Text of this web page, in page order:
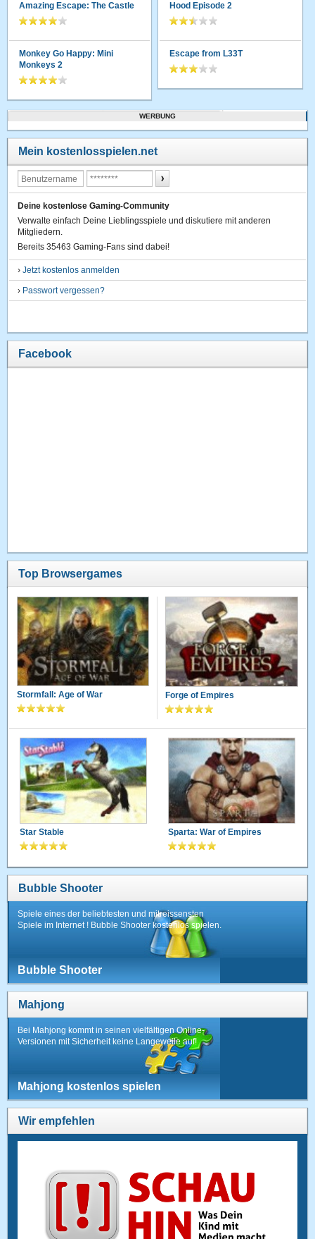
Amazing Escape: The Castle
Monkey Go Happy: Mini
Monkeys 2
Hood Episode 2
Escape from L33T
WERBUNG
Mein kostenlosspielen.net
Deine kostenlose Gaming-Community
Verwalte einfach Deine Lieblingsspiele und diskutiere mit anderen
Mitgliedern.
Bereits 35463 Gaming-Fans sind dabei!
›Jetzt kostenlos anmelden
› Passwort vergessen?
Facebook
Top Browsergames
Stormfall: Age of War Forge of Empires
Star Stable Sparta: War of Empires
Bubble Shooter
Spiele eines der beliebtesten und mitreissensten
Spiele im Internet ! Bubble Shooter kostenlos spielen.
Bubble Shooter
Mahjong
Bei Mahjong kommt in seinen vielfältigen Online-
Versionen mit Sicherheit keine Langeweile auf!
Mahjong kostenlos spielen
Wir empfehlen